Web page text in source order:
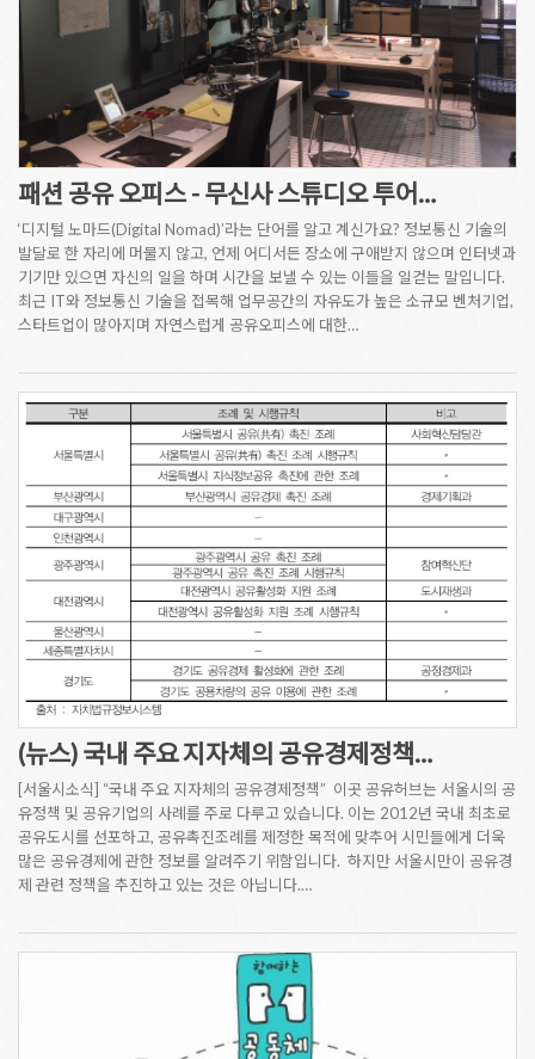
패션 공유 오피스 - 무신사 스튜디오 투어…
‘디지털 노마드(Digital Nomad)’라는 단어를 알고 계신가요? 정보통신 기술의
발달로 한 자리에 머물지 않고, 언제 어디서든 장소에 구애받지 않으며 인터넷과
기기만 있으면 자신의 일을 하며 시간을 보낼 수 있는 이들을 일컫는 말입니다.
최근 IT와 정보통신 기술을 접목해 업무공간의 자유도가 높은 소규모 벤처기업,
스타트업이 많아지며 자연스럽게 공유오피스에 대한…
(뉴스) 국내 주요 지자체의 공유경제정책…
[서울시소식] “국내 주요 지자체의 공유경제정책” 이곳 공유허브는 서울시의 공
유정책 및 공유기업의 사례를 주로 다루고 있습니다. 이는 2012년 국내 최초로
공유도시를 선포하고, 공유촉진조례를 제정한 목적에 맞추어 시민들에게 더욱
많은 공유경제에 관한 정보를 알려주기 위함입니다. 하지만 서울시만이 공유경
제 관련 정책을 추진하고 있는 것은 아닙니다.…